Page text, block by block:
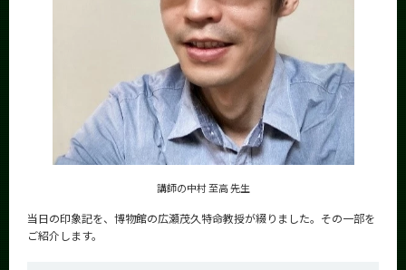
講師の中村 至高 先生
当日の印象記を、博物館の広瀬茂久特命教授が綴りました。その一部を
ご紹介します。